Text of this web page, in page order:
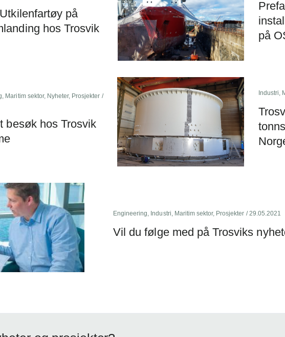
på
hos Trosvik
på
Maritim sektor, Nyheter, Prosjekter /
besøk hos Trosvik
Industri,
Engineering, Industri, Maritim sektor, Prosjekter / 29.05.2021
Vil du følge med på Trosviks